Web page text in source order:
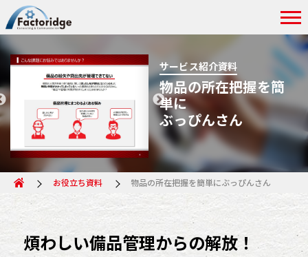
サービス紹介資料
物品の所在把握を簡
単に
ぶっぴんさん
お役立ち資料 物品の所在把握を簡単にぶっぴんさん
煩わしい備品管理からの解放！